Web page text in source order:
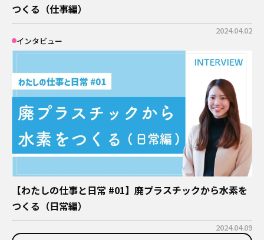
つくる（仕事編）
2024.04.02
インタビュー
【わたしの仕事と日常 #01】廃プラスチックから水素を
つくる（日常編）
2024.04.09